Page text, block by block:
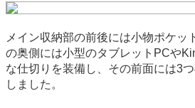
メイン収納部の前後には小物ポケッ
の奥側には小型のタブレットPCや
な仕切りを装備し、その前面には3
しました。